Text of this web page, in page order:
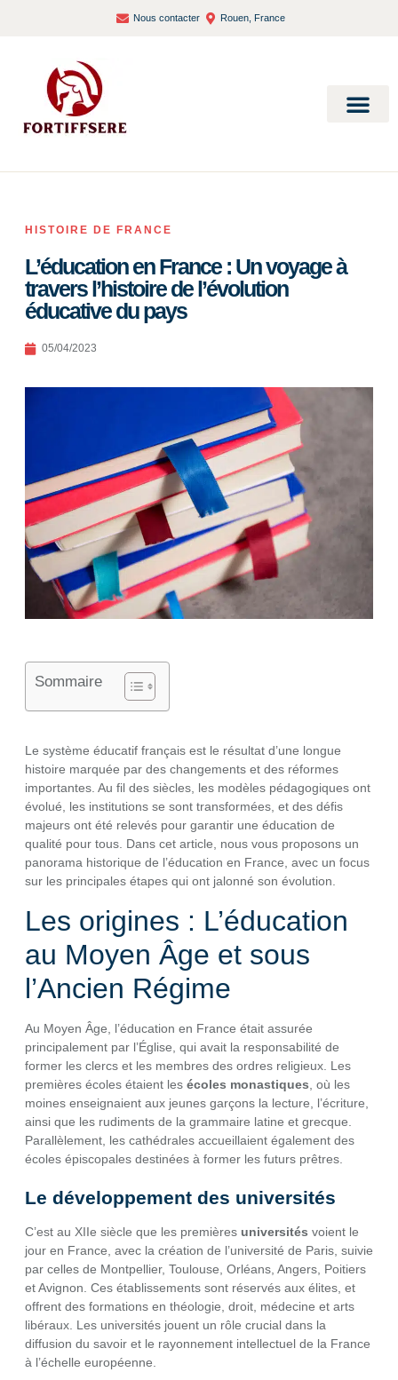
Nous contacter Rouen, France
HISTOIRE DE FRANCE
L’éducation en France : Un voyage à
travers l’histoire de l’évolution
éducative du pays
05/04/2023
Sommaire
Le système éducatif français est le résultat d’une longue
histoire marquée par des changements et des réformes
importantes. Au fil des siècles, les modèles pédagogiques ont
évolué, les institutions se sont transformées, et des défis
majeurs ont été relevés pour garantir une éducation de
qualité pour tous. Dans cet article, nous vous proposons un
panorama historique de l’éducation en France, avec un focus
sur les principales étapes qui ont jalonné son évolution.
Les origines : L’éducation
au Moyen Âge et sous
l’Ancien Régime
Au Moyen Âge, l’éducation en France était assurée
principalement par l’Église, qui avait la responsabilité de
former les clercs et les membres des ordres religieux. Les
premières écoles étaient les écoles monastiques , où les
moines enseignaient aux jeunes garçons la lecture, l’écriture,
ainsi que les rudiments de la grammaire latine et grecque.
Parallèlement, les cathédrales accueillaient également des
écoles épiscopales destinées à former les futurs prêtres.
Le développement des universités
C’est au XIIe siècle que les premières universités voient le
jour en France, avec la création de l’université de Paris, suivie
par celles de Montpellier, Toulouse, Orléans, Angers, Poitiers
et Avignon. Ces établissements sont réservés aux élites, et
offrent des formations en théologie, droit, médecine et arts
libéraux. Les universités jouent un rôle crucial dans la
diffusion du savoir et le rayonnement intellectuel de la France
à l’échelle européenne.